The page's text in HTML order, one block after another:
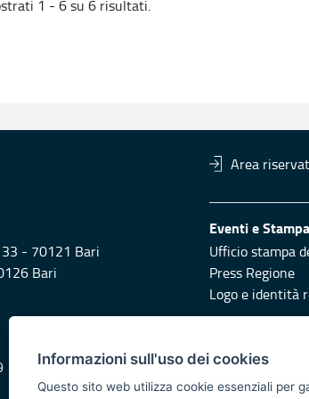
1 - 6 su 6 risultati.
Area
33 - 70121 Bari
Bari
Eventi e Stampa
Ufficio stampa
Press Regione
Logo e identità
Responsabili di
Informazioni sull'uso dei cookies
Questo sito web utilizza cookie essenziali per